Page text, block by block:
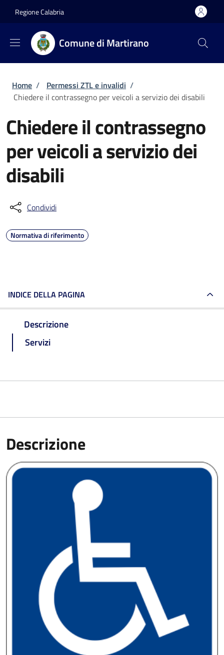
Regione Calabria
Comune di Martirano
Briciole di pane
Home / Permessi ZTL e invalidi /
Chiedere il contrassegno per veicoli a servizio dei disabili
Chiedere il contrassegno
per veicoli a servizio dei
disabili
Condividi
Normativa di riferimento
INDICE DELLA PAGINA
Descrizione
Servizi
Descrizione